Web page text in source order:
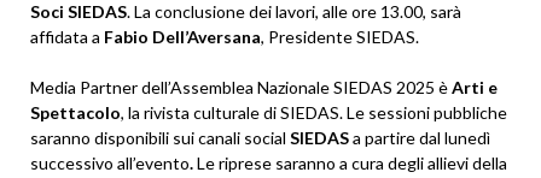
Soci SIEDAS. La conclusione dei lavori, alle ore 13.00, sarà
affidata a Fabio Dell’Aversana, Presidente SIEDAS.
Media Partner dell’Assemblea Nazionale SIEDAS 2025 èArti e
Spettacolo, la rivista culturale di SIEDAS. Le sessioni pubbliche
saranno disponibili sui canali social SIEDASa partire dal lunedì
successivo all’evento.Le riprese saranno a cura degli allievi della